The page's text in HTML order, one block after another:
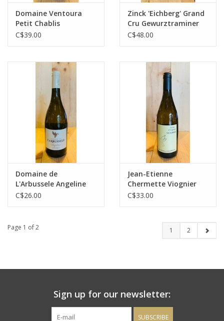
Domaine Ventoura
Petit Chablis
C$39.00
Zinck 'Eichberg' Grand
Cru Gewurztraminer
C$48.00
Domaine de
L'Arbussele Angeline
Blanc
C$26.00
Jean-Etienne
Chermette Viognier
C$33.00
Page 1 of 2 1 2
Sign up for our newsletter:
SUBSCRIBE